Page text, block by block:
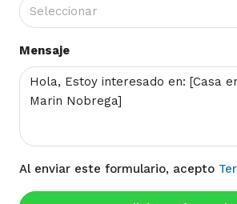
Seleccionar
Mensaje
Al enviar este formulario, acepto